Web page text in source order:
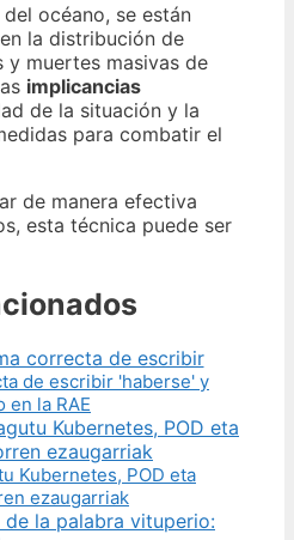
del océano, se están
la distribución de
y muertes masivas de
implicancias
de la situación y la
para combatir el
de manera efectiva
esta técnica puede ser
de escribir 'haberse' y
la RAE
Kubernetes, POD eta
ezaugarriak